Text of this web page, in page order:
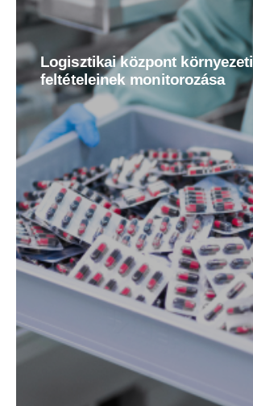
Logisztikai központ környezeti
feltételeinek monitorozása